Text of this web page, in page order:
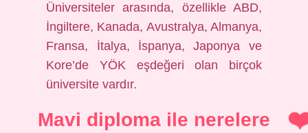
Üniversiteler arasında, özellikle ABD,
İngiltere, Kanada, Avustralya, Almanya,
Fransa, İtalya, İspanya, Japonya ve
Kore’de YÖK eşdeğeri olan birçok
üniversite vardır.
Mavi diploma ile nerelere